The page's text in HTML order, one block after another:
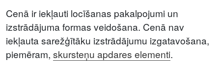
Cenā ir iekļauti locīšanas pakalpojumi un
izstrādājuma formas veidošana. Cenā nav
iekļauta sarežģītāku izstrādājumu izgatavošana,
piemēram, skursteņu apdares elementi.